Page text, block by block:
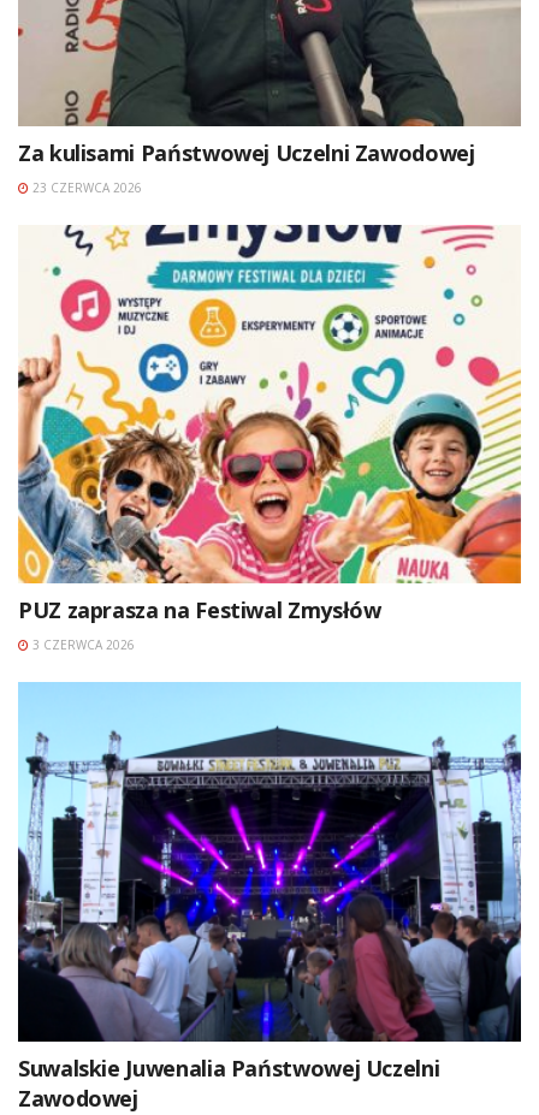
Za kulisami Państwowej Uczelni Zawodowej
23 CZERWCA 2026
PUZ zaprasza na Festiwal Zmysłów
3 CZERWCA 2026
Suwalskie Juwenalia Państwowej Uczelni
Zawodowej